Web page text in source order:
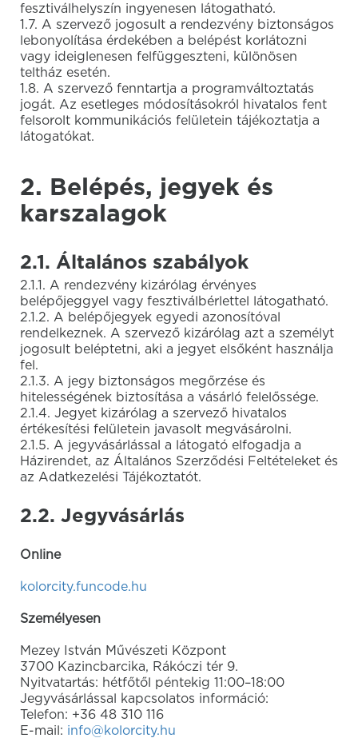
fesztiválhelyszín ingyenesen látogatható.
1.7. A szervező jogosult a rendezvény biztonságos
lebonyolítása érdekében a belépést korlátozni
vagy ideiglenesen felfüggeszteni, különösen
teltház esetén.
1.8. A szervező fenntartja a programváltoztatás
jogát. Az esetleges módosításokról hivatalos fent
felsorolt kommunikációs felületein tájékoztatja a
látogatókat.
2. Belépés, jegyek és
karszalagok
2.1. Általános szabályok
2.1.1. A rendezvény kizárólag érvényes
belépőjeggyel vagy fesztiválbérlettel látogatható.
2.1.2. A belépőjegyek egyedi azonosítóval
rendelkeznek. A szervező kizárólag azt a személyt
jogosult beléptetni, aki a jegyet elsőként használja
fel.
2.1.3. A jegy biztonságos megőrzése és
hitelességének biztosítása a vásárló felelőssége.
2.1.4. Jegyet kizárólag a szervező hivatalos
értékesítési felületein javasolt megvásárolni.
2.1.5. A jegyvásárlással a látogató elfogadja a
Házirendet, az Általános Szerződési Feltételeket és
az Adatkezelési Tájékoztatót.
2.2. Jegyvásárlás
Online
kolorcity.funcode.hu
Személyesen
Mezey István Művészeti Központ
3700 Kazincbarcika, Rákóczi tér 9.
Nyitvatartás: hétfőtől péntekig 11:00–18:00
Jegyvásárlással kapcsolatos információ:
Telefon: +36 48 310 116
E-mail: info@kolorcity.hu